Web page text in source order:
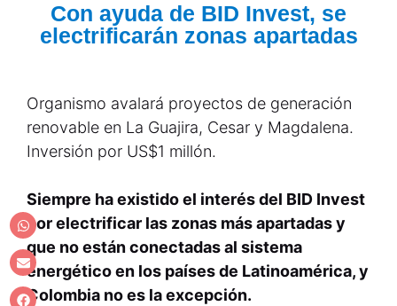
Con ayuda de BID Invest, se
electrificarán zonas apartadas
Organismo avalará proyectos de generación
renovable en La Guajira, Cesar y Magdalena.
Inversión por US$1 millón.
Siempre ha existido el interés del BID Invest
por electrificar las zonas más apartadas y
que no están conectadas al sistema
energético en los países de Latinoamérica, y
Colombia no es la excepción.